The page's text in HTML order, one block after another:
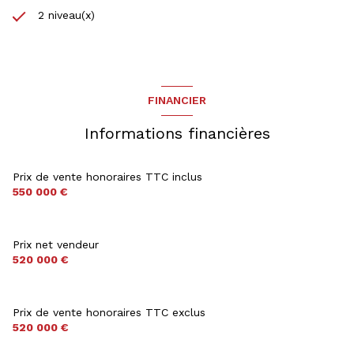
2 niveau(x)
FINANCIER
Informations financières
Prix de vente honoraires TTC inclus
550 000 €
Prix net vendeur
520 000 €
Prix de vente honoraires TTC exclus
520 000 €